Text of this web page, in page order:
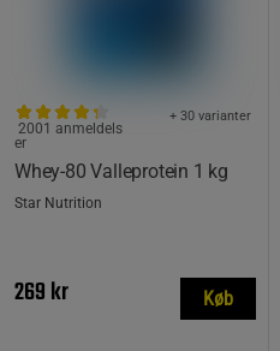
Whey-80 Valleprotein 1 kg
+ 30 varianter
2001 anmeldels
er
Star Nutrition
269 kr Køb